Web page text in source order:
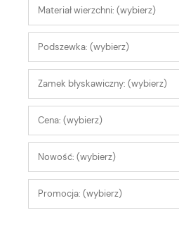
Materiał wierzchni: (wybierz)
Podszewka: (wybierz)
Zamek błyskawiczny: (wybierz)
Cena: (wybierz)
Nowość: (wybierz)
Promocja: (wybierz)